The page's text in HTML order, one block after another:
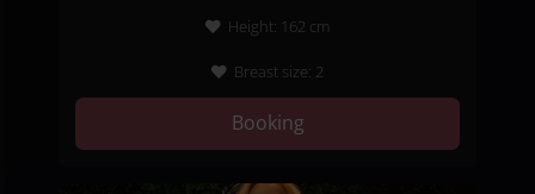
Height: 162 cm
Breast size: 2
Booking